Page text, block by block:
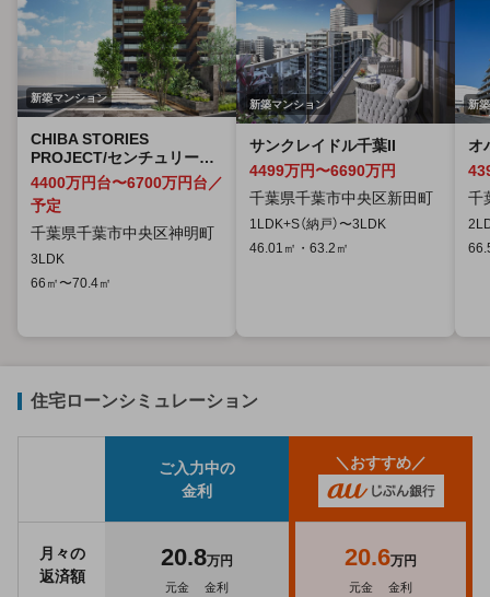
新築マンション
CHIBA STORIES
PROJECT/センチュリー本
千葉
4400万円台〜6700万円台／
予定
千葉県千葉市中央区神明町
3LDK
66㎡〜70.4㎡
新築マンション
サンクレイドル千葉II
4499万円〜6690万円
千葉県千葉市中央区新田町
1LDK+S（納戸）〜3LDK
46.01㎡・63.2㎡
新
オ
千
住宅ローンシミュレーション
月々の
返済額
ご入力中の
金利
20.8万円
元金 金利
＼おすすめ／
20.6万円
元金 金利